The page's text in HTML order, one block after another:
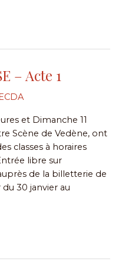
– Acte 1
et Dimanche 11
Scène de Vedène, ont
classes à horaires
libre sur
de la billetterie de
du 30 janvier au